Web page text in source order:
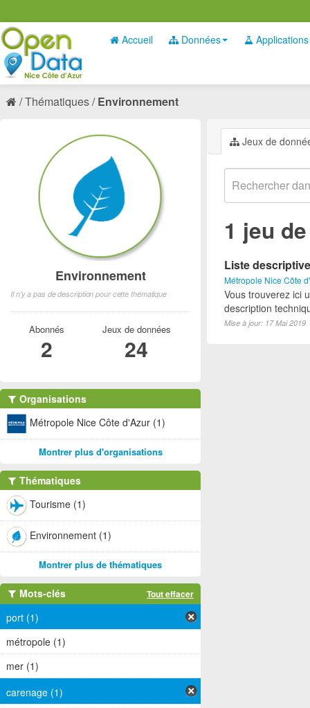
Accueil Données Applications
Thématiques Environnement
Jeux de
1 jeu
Liste
Métropole Nice Côte
Vous trouverez ici
description
Mise à jour: 17 Mai 2019
Environnement
Il n'y a pas de description pour cette thématique
Abonnés
2
Jeux de données
24
Organisations
Métropole Nice Côte d'Azur (1)
Montrer plus d'organisations
Thématiques
Tourisme (1)
Environnement (1)
Montrer plus de thématiques
Mots-clés Tout effacer
port (1)
métropole (1)
mer (1)
carenage (1)